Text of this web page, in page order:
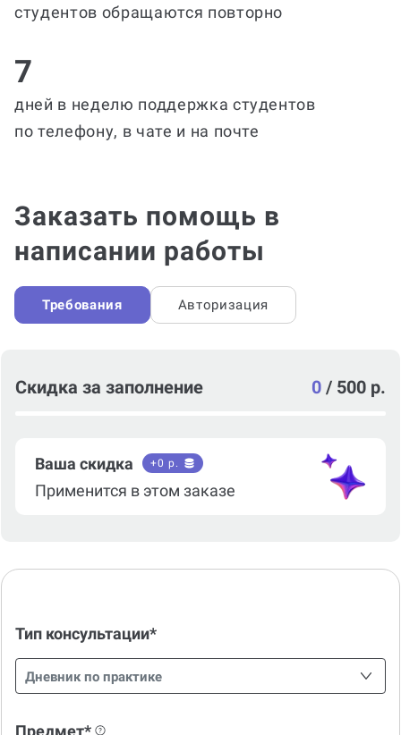
студентов обращаются повторно
7
дней в неделю поддержка студентов
по телефону, в чате и на почте
Заказать помощь в
написании работы
Требования Авторизация
Скидка за заполнение 0 / 500 р.
Ваша скидка +0 р.
Применится в этом заказе
Тип консультации*
Дневник по практике
Предмет*